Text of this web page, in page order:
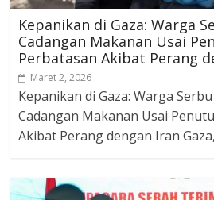
Kepanikan di Gaza: Warga
Cadangan Makanan Usai
Perbatasan Akibat Perang
Maret 2, 2026
Kepanikan di Gaza: Warga
Cadangan Makanan Usai
Akibat Perang dengan Iran